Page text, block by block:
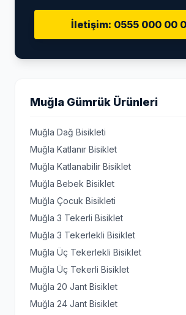
İletişim: 0555 000 00
Muğla Gümrük Ürünleri
Muğla Dağ Bisikleti
Muğla Katlanır Bisiklet
Muğla Katlanabilir Bisiklet
Muğla Bebek Bisiklet
Muğla Çocuk Bisikleti
Muğla 3 Tekerli Bisiklet
Muğla 3 Tekerlekli Bisiklet
Muğla Üç Tekerlekli Bisiklet
Muğla Üç Tekerli Bisiklet
Muğla 20 Jant Bisiklet
Muğla 24 Jant Bisiklet